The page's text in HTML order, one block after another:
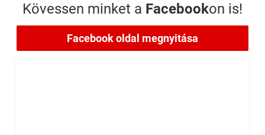
Kövessen minket a Facebookon is!
Facebook oldal megnyitása